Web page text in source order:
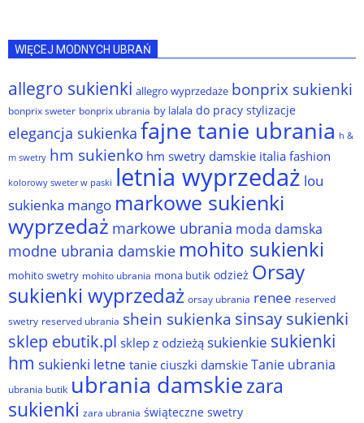
WIĘCEJ MODNYCH UBRAŃ
allegro sukienki allegro wyprzedaże bonprix sukienki
bonprix sweter bonprix ubrania by lalala do pracy stylizacje
elegancja sukienka fajne tanie ubrania h &
m swetry hm sukienko hm swetry damskie italia fashion
kolorowy sweter w paski letnia wyprzedaż lou
sukienka mango markowe sukienki
wyprzedaż markowe ubrania moda damska
modne ubrania damskie mohito sukienki
mohito swetry mohito ubrania mona butik odzież Orsay
sukienki wyprzedaż orsay ubrania renee reserved
swetry reserved ubrania shein sukienka sinsay sukienki
sklep ebutik.pl sklep z odzieżą sukienkie sukienki
hm sukienki letne tanie ciuszki damskie Tanie ubrania
ubrania butik ubrania damskiezara
sukienki zara ubrania świąteczne swetry